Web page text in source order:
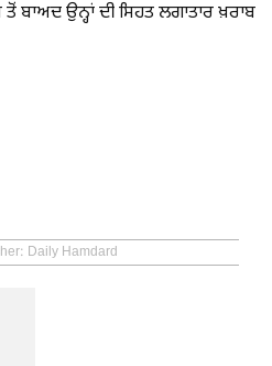
ਬਾਅਦ ਉਨ੍ਹਾਂ ਦੀ ਸਿਹਤ ਲਗਾਤਾਰ ਖ਼ਰਾਬ
Daily Hamdard